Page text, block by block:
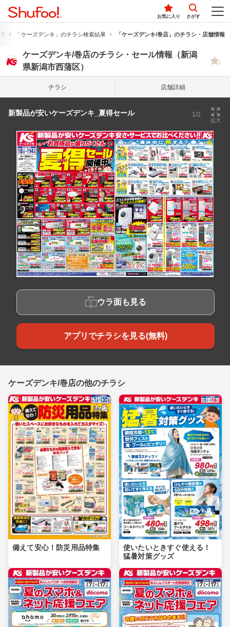
お気に入り さがす
「ケーズデンキ」のチラシ検索結果 「ケーズデンキ/巻店」のチラシ・店舗情報
ケーズデンキ/巻店のチラシ・セール情報（新潟
県新潟市西蒲区）
チラシ 店舗詳細
新製品が安いケーズデンキ_夏得セール 1/2
拡大
ウラ面も見る
アプリでチラシを見る(無料)
ケーズデンキ/巻店の他のチラシ
備えて安心！防災用品特集
使いたいときすぐ使える！
猛暑対策グッズ